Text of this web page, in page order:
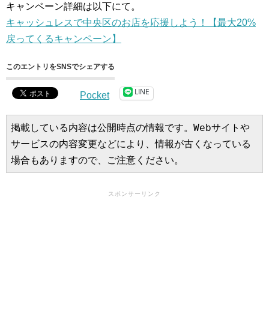
キャンペーン詳細は以下にて。
キャッシュレスで中央区のお店を応援しよう！【最大20%
戻ってくるキャンペーン】
このエントリをSNSでシェアする
Pocket LINE
掲載している内容は公開時点の情報です。Webサイトや
サービスの内容変更などにより、情報が古くなっている
場合もありますので、ご注意ください。
スポンサーリンク